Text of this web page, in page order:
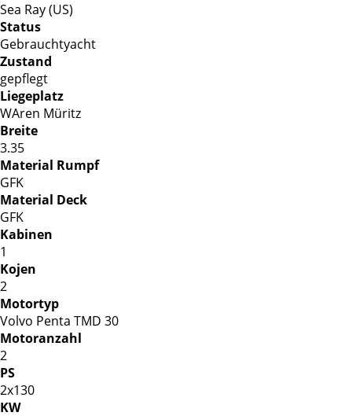
Sea Ray (US)
Status
Gebrauchtyacht
Zustand
gepflegt
Liegeplatz
WAren Müritz
Breite
3.35
Material Rumpf
GFK
Material Deck
GFK
Kabinen
1
Kojen
2
Motortyp
Volvo Penta TMD 30
Motoranzahl
2
PS
2x130
KW